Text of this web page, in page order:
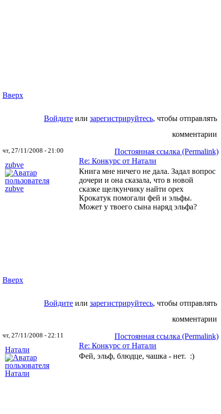
Вверх
Войдите или зарегистрируйтесь, чтобы отправлять
комментарии
чт, 27/11/2008 - 21:00
Постоянная ссылка (Permalink)
zubve
Re: Конкурс от Натали
Книга мне ничего не дала. Задал вопрос
дочери и она сказала, что в новой
сказке щелкунчику найти орех
Крокатук помогали фей и эльфы.
Может у твоего сына наряд эльфа?
Вверх
Войдите или зарегистрируйтесь, чтобы отправлять
комментарии
чт, 27/11/2008 - 22:11
Постоянная ссылка (Permalink)
Натали
Re: Конкурс от Натали
Фей, эльф, блюдце, чашка - нет. :)